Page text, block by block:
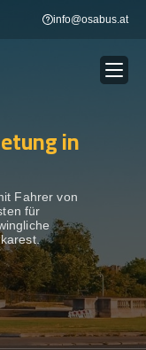
info@osabus.at
Show dropdown
in
Fahrer von
für